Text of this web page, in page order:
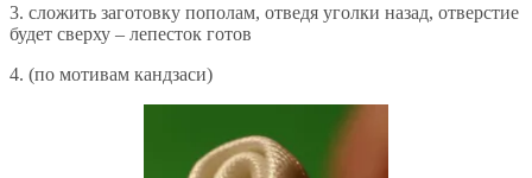
3. сложить заготовку пополам, отведя уголки назад, отверстие
будет сверху – лепесток готов
4. (по мотивам кандзаси)